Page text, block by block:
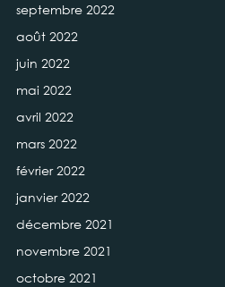
septembre 2022
août 2022
juin 2022
mai 2022
avril 2022
mars 2022
février 2022
janvier 2022
décembre 2021
novembre 2021
octobre 2021